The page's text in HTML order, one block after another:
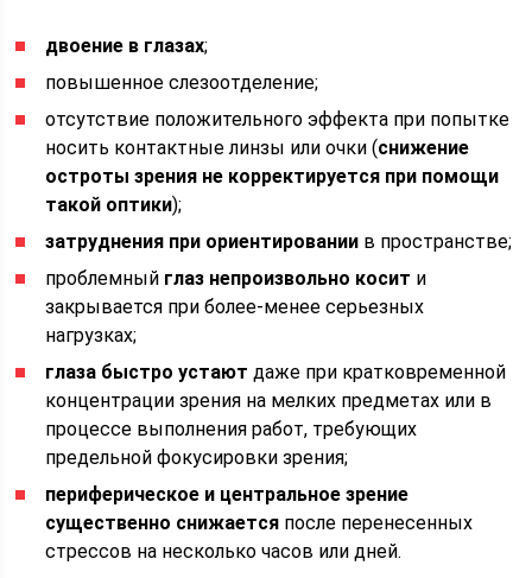
двоение в глазах;
повышенное слезоотделение;
отсутствие положительного эффекта при попытке
носить контактные линзы или очки (снижение
остроты зрения не корректируется при помощи
такой оптики);
затруднения при ориентировании в пространстве;
проблемный глаз непроизвольно косит и
закрывается при более-менее серьезных
нагрузках;
глаза быстро устают даже при кратковременной
концентрации зрения на мелких предметах или в
процессе выполнения работ, требующих
предельной фокусировки зрения;
периферическое и центральное зрение
существенно снижается после перенесенных
стрессов на несколько часов или дней.